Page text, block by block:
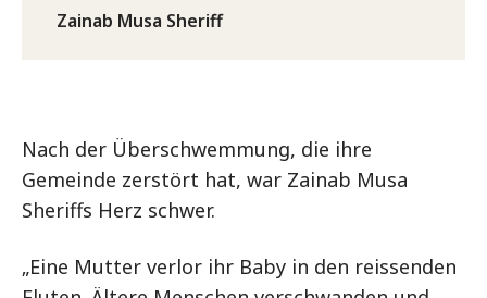
Zainab Musa Sheriff
Nach der Überschwemmung, die ihre
Gemeinde zerstört hat, war Zainab Musa
Sheriffs Herz schwer.
„Eine Mutter verlor ihr Baby in den reissenden